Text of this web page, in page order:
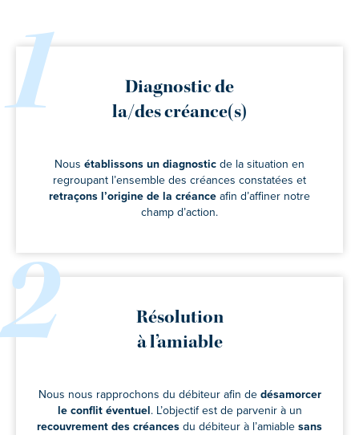
1
Diagnostic de
la/des créance(s)
Nous établissons un diagnostic de la situation en
regroupant l’ensemble des créances constatées et
retraçons l’origine de la créance afin d’affiner notre
champ d’action.
2
Résolution
à l’amiable
Nous nous rapprochons du débiteur afin de désamorcer
le conflit éventuel. L’objectif est de parvenir à un
recouvrement des créances du débiteur à l’amiable sans